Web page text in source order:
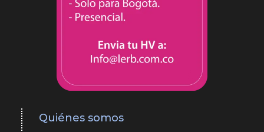
Quiénes somos